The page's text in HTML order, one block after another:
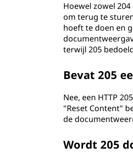
Hoewel zowel
om terug te
hoeft te doen en
terwijl 205
Bevat 205
Nee, een HTTP
"Reset Content"
de
Wordt 205